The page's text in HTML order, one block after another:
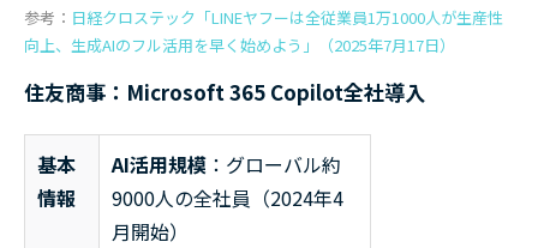
参考： 日経クロステック「LINEヤフーは全従業員1万1000人が生産性
向上、生成AIのフル活用を早く始めよう」（2025年7月17日）
住友商事：Microsoft 365 Copilot全社導入
基本
情報
AI活用規模 ：グローバル約
9000人の全社員（2024年4
月開始）